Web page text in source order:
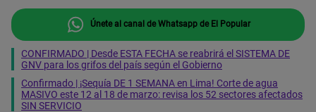
Únete al canal de Whatsapp de El Popular
CONFIRMADO | Desde ESTA FECHA se reabrirá el SISTEMA DE
GNV para los grifos del país según el Gobierno
Confirmado | ¡Sequía DE 1 SEMANA en Lima! Corte de agua
MASIVO este 12 al 18 de marzo: revisa los 52 sectores afectados
SIN SERVICIO